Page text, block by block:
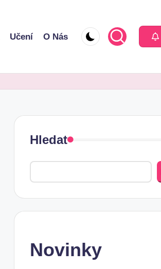
Učení O Nás
Hledat
Novinky